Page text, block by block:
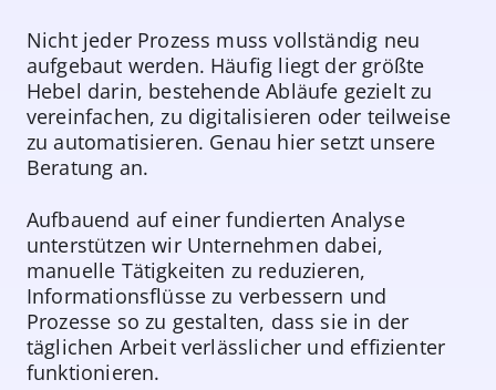
Nicht jeder Prozess muss vollständig neu
aufgebaut werden. Häufig liegt der größte
Hebel darin, bestehende Abläufe gezielt zu
vereinfachen, zu digitalisieren oder teilweise
zu automatisieren. Genau hier setzt unsere
Beratung an.
Aufbauend auf einer fundierten Analyse
unterstützen wir Unternehmen dabei,
manuelle Tätigkeiten zu reduzieren,
Informationsflüsse zu verbessern und
Prozesse so zu gestalten, dass sie in der
täglichen Arbeit verlässlicher und effizienter
funktionieren.